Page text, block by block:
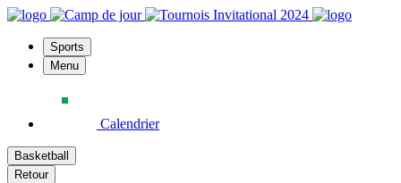
Sports
Menu
Calendrier
Basketball
Retour